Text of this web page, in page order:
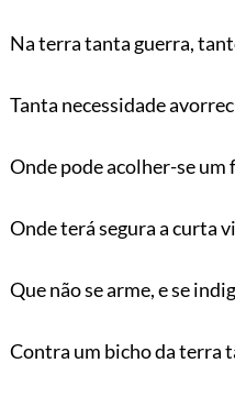
Na terra tanta guerra,
Tanta necessidade
Onde pode acolher-se um
Onde terá segura a curta
Que não se arme, e se
Contra um bicho da terra